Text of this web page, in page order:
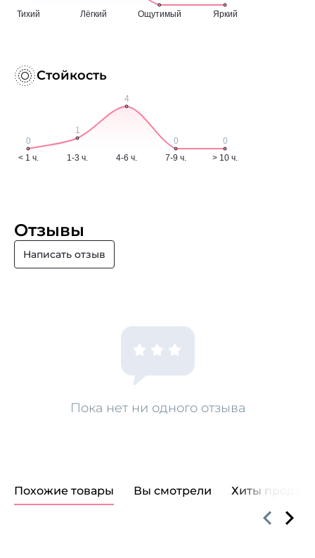
Стойкость
Отзывы
Написать отзыв
Пока нет ни одного отзыва
Похожие товары Вы смотрели Хиты продаж